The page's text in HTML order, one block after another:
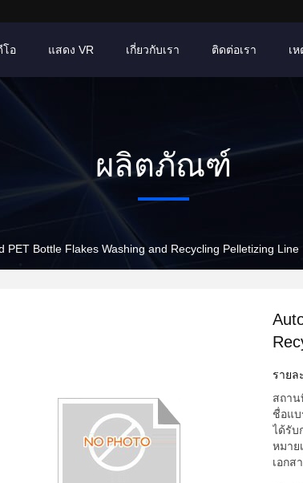
โอ แสดง VR เกี่ยวกับเรา ติดต่อเรา เ
ผลิตภัณฑ์
PET Bottle Flakes Washing and Recycling Pelletizing Line
รายล
สถาน
ชื่อแบ
ได้รับ
หมาย
เอกส